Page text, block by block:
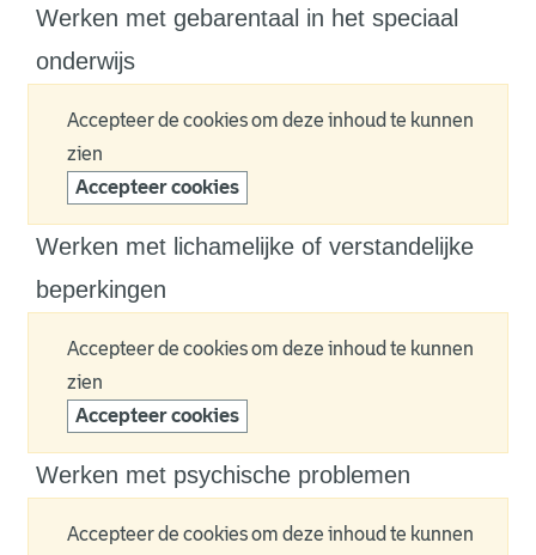
Werken met gebarentaal in het speciaal
onderwijs
Accepteer de cookies om deze inhoud te kunnen
zien
Accepteer cookies
Werken met lichamelijke of verstandelijke
beperkingen
Accepteer de cookies om deze inhoud te kunnen
zien
Accepteer cookies
Werken met psychische problemen
Accepteer de cookies om deze inhoud te kunnen